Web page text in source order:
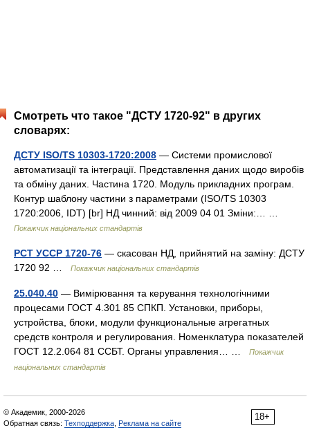
Смотреть что такое "ДСТУ 1720-92" в других
словарях:
ДСТУ ISO/TS 10303-1720:2008 — Системи промислової
автоматизації та інтеграції. Представлення даних щодо виробів
та обміну даних. Частина 1720. Модуль прикладних програм.
Контур шаблону частини з параметрами (ISO/TS 10303
1720:2006, IDT) [br] НД чинний: від 2009 04 01 Зміни:… …
Покажчик національних стандартів
РСТ УССР 1720-76 — скасован НД, прийнятий на заміну: ДСТУ
1720 92 …
Покажчик національних стандартів
25.040.40 — Вимірювання та керування технологічними
процесами ГОСТ 4.301 85 СПКП. Установки, приборы,
устройства, блоки, модули функциональные агрегатных
средств контроля и регулирования. Номенклатура показателей
ГОСТ 12.2.064 81 ССБТ. Органы управления… …
Покажчик
національних стандартів
18+
© Академик, 2000-2026
Обратная связь: Техподдержка Реклама на сайте